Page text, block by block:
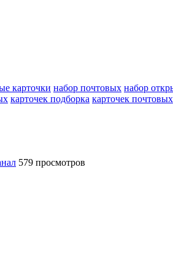
карточки набор почтовых набор
карточек подборка карточек почтовых
579 просмотров